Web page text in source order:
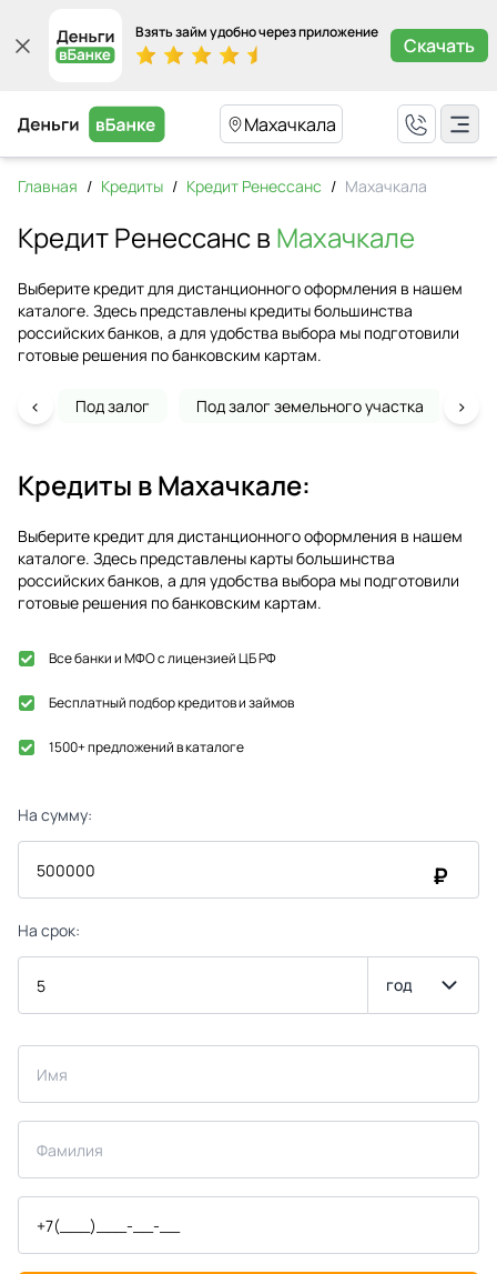
Взять займ удобно через приложение
Скачать
Махачкала
Главная / Кредиты / Кредит Ренессанс / Махачкала
Кредит Ренессанс вМахачкале
Выберите кредит для дистанционного оформления в нашем
каталоге. Здесь представлены кредиты большинства
российских банков, а для удобства выбора мы подготовили
готовые решения по банковским картам.
Под залог Под залог земельного участка
‹ ›
Кредиты вМахачкале:
Выберите кредит для дистанционного оформления в нашем
каталоге. Здесь представлены карты большинства
российских банков, а для удобства выбора мы подготовили
готовые решения по банковским картам.
Все банки и МФО с лицензией ЦБ РФ
Бесплатный подбор кредитов и займов
1500+ предложений в каталоге
На сумму:
₽
На срок:
год